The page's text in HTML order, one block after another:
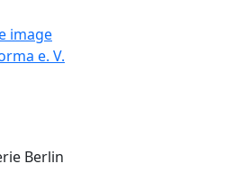
e. V.
Berlin